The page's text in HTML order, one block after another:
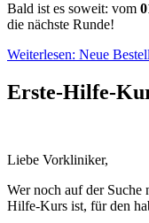
Bald ist es soweit: vom
die nächste Runde!
Weiterlesen: Neue
Erste-Hilfe-
Liebe Vorkliniker,
Wer noch auf der Suche
Hilfe-Kurs ist, für den